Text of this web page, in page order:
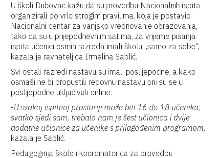
U školi Dubovac kažu da su provedbu Nacionalnih ispita
organizirali po vrlo strogim pravilima, koja je postavio
Nacionalni centar za vanjsko vrednovanje obrazovanja,
tako da su u prijepodnevnim satima, za vrijeme pisanja
ispita učenici osmih razreda imali školu „samo za sebe“,
kazala je ravnateljica Irmelina Sablić.
Svi ostali razredi nastavu su imali poslijepodne, a kako
osmaši ne bi propustili redovnu nastavu oni su se u
poslijepodne uključivali online.
-U svakoj ispitnoj prostoriji može biti 16 do 18 učenika,
svatko sjedi sam, trebalo nam je šest učionica i dvije
dodatne učionice za učenike s prilagođenim programom,
kazala je Sablić.
Pedagoginja škole i koordinatorica za provedbu